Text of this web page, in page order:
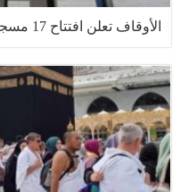
الأوقاف تعلن افتتاح 17 مسجداً اليوم في 10 محافظات